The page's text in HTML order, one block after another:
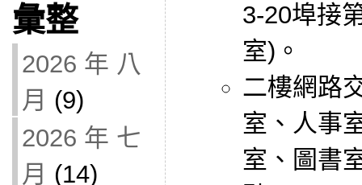
彙整
2026 年 八
月 (9)
2026 年 七
月 (14)
3-20埠接
室)。
二樓網路
室、人事
室、圖書